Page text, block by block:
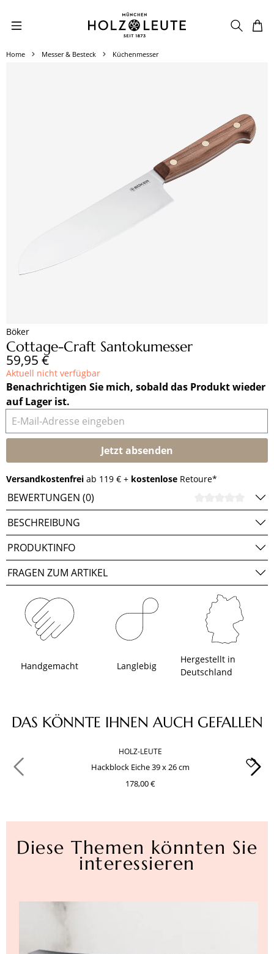
Zum Hauptinhalt springen
Home Messer & Besteck Küchenmesser
Böker
Cottage-Craft Santokumesser
Regulärer Preis:
59,95 €
Aktuell nicht verfügbar
Benachrichtigen Sie mich, sobald das Produkt wieder
auf Lager ist.
E-Mail-Adresse eingeben
Jetzt absenden
Versandkostenfrei ab 119 € + kostenlose Retoure*
BEWERTUNGEN (0)
BESCHREIBUNG
PRODUKTINFO
FRAGEN ZUM ARTIKEL
Handgemacht Langlebig
Hergestellt in
Deutschland
Produktgalerie überspringen
DAS KÖNNTE IHNEN AUCH GEFALLEN
HOLZ-LEUTE
Hackblock Eiche 39 x 26 cm
178,00 €
Diese Themen könnten Sie
interessieren